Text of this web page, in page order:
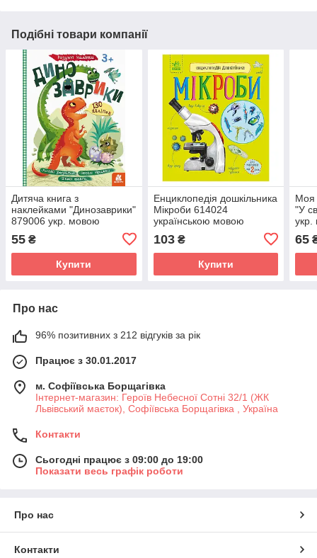
Подібні товари компанії
Дитяча книга з
наклейками "Динозаврики"
879006 укр. мовою
55 ₴
Купити
Енциклопедія дошкільника
Мікроби 614024
українською мовою
103₴
Купити
Моя
"У
65
Про нас
96% позитивних з 212 відгуків за рік
Працює з 30.01.2017
м. Софіївська Борщагівка
Інтернет-магазин: Героїв Небесної Сотні 32/1 (ЖК
Львівський маєток), Софіївська Борщагівка , Україна
Контакти
Сьогодні працює з 09:00 до 19:00
Показати весь графік роботи
Про нас
Контакти